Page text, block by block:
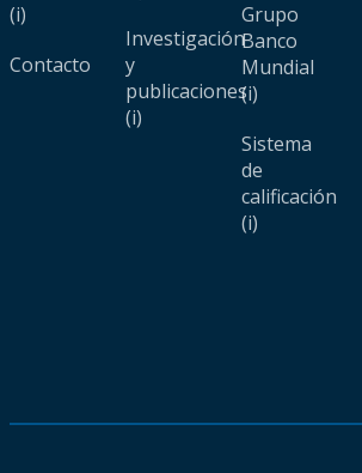
(i)
Contacto
Investigación
y
publicaciones
(i)
Grupo
Banco
Mundial
(i)
Sistema
de
calificación
(i)